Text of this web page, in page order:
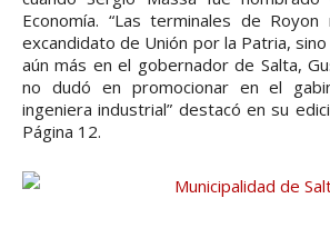
Economía. “Las terminales de
excandidato de Unión por la Patria,
aún más en el gobernador de Salta,
no dudó en promocionar en el
ingeniera industrial” destacó en su
Página 12.